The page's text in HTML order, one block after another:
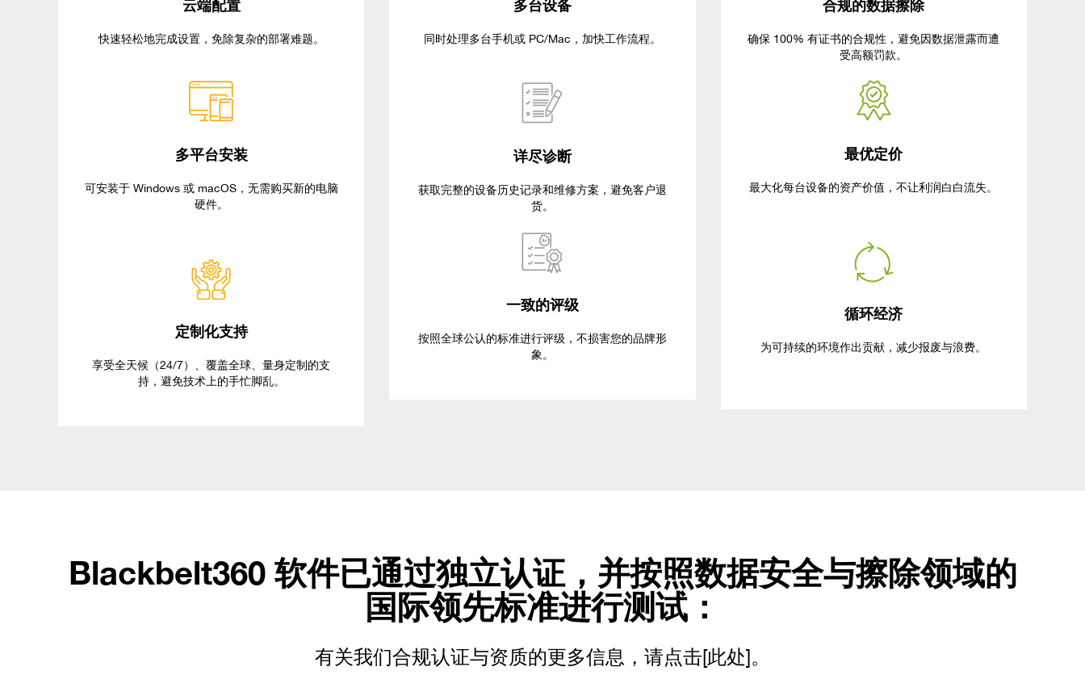
云端配置
快速轻松地完成设置，免除复杂的部署难题。
多平台安装
可安装于Windows 或macOS，无需购买新的电脑
硬件。
定制化支持
享受全天候（24/7）、覆盖全球、量身定制的支
持，避免技术上的手忙脚乱。
多台设备
同时处理多台手机或PC/Mac ，加快工作流程。
详尽诊断
获取完整的设备历史记录和维修方案，避免客户退
货。
一致的评级
按照全球公认的标准进行评级，不损害您的品牌形
象。
合规的数据擦除
确保 100%有证书的合规性，避免因数据泄露而遭
受高额罚款。
最优定价
最大化每台设备的资产价值，不让利润白白流失。
循环经济
为可持续的环境作出贡献，减少报废与浪费。
Blackbelt360 软件已通过独立认证，并按照数据安全与擦除领域的
国际领先标准进行测试：
有关我们合规认证与资质的更多信息，请点击[此处]。